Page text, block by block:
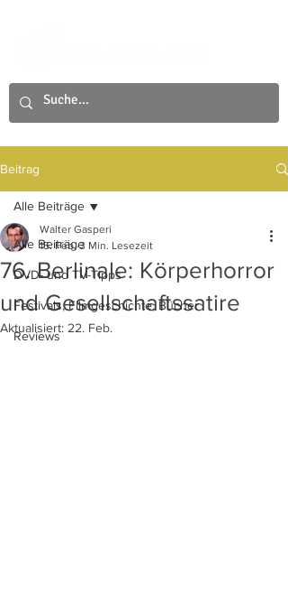
Beitrag
Alle Beiträge
DVD- und TV-Tipps
Festivals, Filmgeschichte, Bücher
Reviews
Alle Beiträge
76. Berlinale: Körperhorror
und Gesellschaftssatire
Walter Gasperi
15. Feb. 3 Min. Lesezeit
Aktualisiert: 22. Feb.